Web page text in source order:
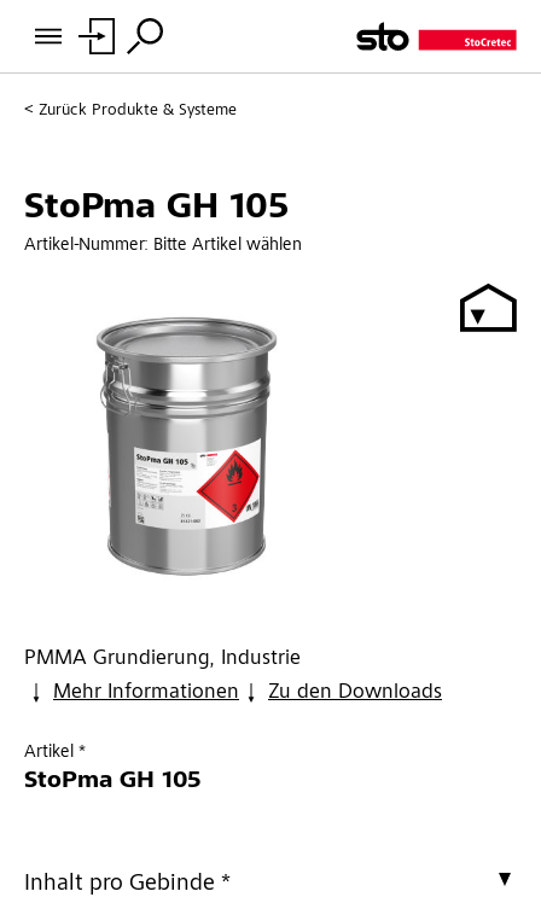
Zurück Produkte & Systeme
StoPma GH 105
Artikel-Nummer: Bitte Artikel wählen
PMMA Grundierung, Industrie
Mehr Informationen
Zu den Downloads
Artikel *
StoPma GH 105
Inhalt pro Gebinde *